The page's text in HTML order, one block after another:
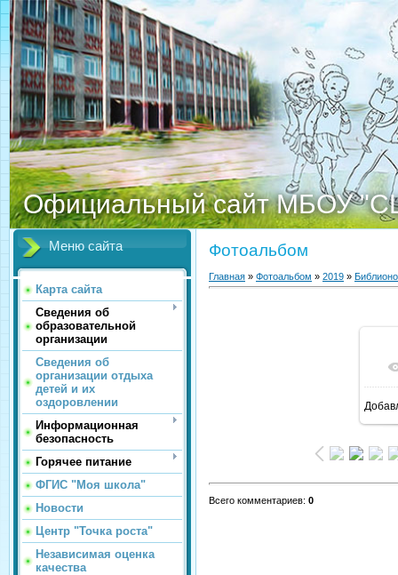
Официальный сайт МБОУ
Меню сайта
Карта сайта
Сведения об
образовательной
организации
Сведения об
организации отдыха
детей и их
оздоровлении
Информационная
безопасность
Горячее питание
ФГИС "Моя школа"
Новости
Центр "Точка роста"
Независимая оценка
качества
Фотоальбом
Главная » Фотоальбом » 2019 »
Всего комментариев: 0